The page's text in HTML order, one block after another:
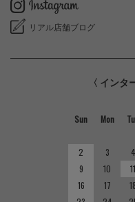
リアル店舗ブログ
〈 インタ
Sun Mon
2
3 4
9
10 11
16
17 18